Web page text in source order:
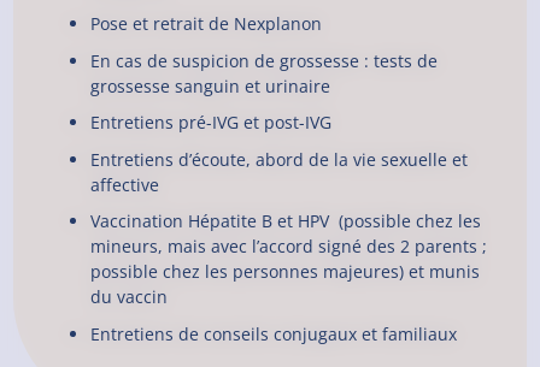
Pose et retrait de Nexplanon
En cas de suspicion de grossesse : tests de
grossesse sanguin et urinaire
Entretiens pré-IVG et post-IVG
Entretiens d’écoute, abord de la vie sexuelle et
affective
Vaccination Hépatite B et HPV (possible chez les
mineurs, mais avec l’accord signé des 2 parents ;
possible chez les personnes majeures) et munis
du vaccin
Entretiens de conseils conjugaux et familiaux